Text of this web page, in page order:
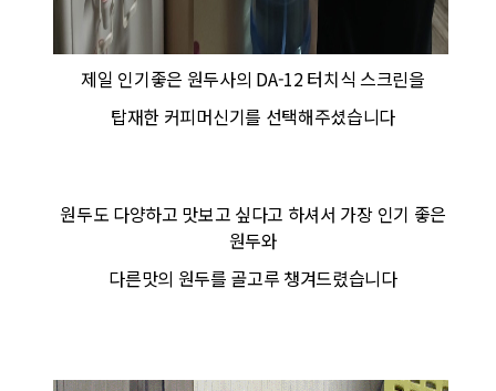
제일 인기좋은 원두사의 DA-12 터치식 스크린을
탑재한 커피머신기를 선택해주셨습니다
원두도 다양하고 맛보고 싶다고 하셔서 가장 인기 좋은
원두와
다른맛의 원두를 골고루 챙겨드렸습니다